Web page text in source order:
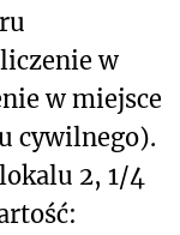
w
w miejsce
cywilnego).
2, 1/4